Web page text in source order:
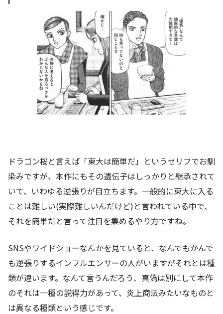
ドラゴン桜と言えば「東大は簡単だ」というセリフでお馴
染みですが、本作にもその遺伝子はしっかりと継承されて
いて、いわゆる逆張りが目立ちます。一般的に東大に入る
ことは難しい(実際難しいんだけど)と言われている中で、
それを簡単だと言って注目を集めるやり方ですね。
SNSやワイドショーなんかを見ていると、なんでもかんで
も逆張りするインフルエンサーの人がいますがそれとは種
類が違います。なんて言うんだろう、真偽は別にして本作
のそれは一種の説得力があって、炎上商法みたいなものと
は異なる種類という感じです。